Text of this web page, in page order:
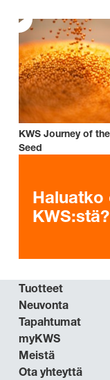
KWS Journey of the
Seed
Haluatko
KWS:stä?
Tuotteet
Neuvonta
Tapahtumat
myKWS
Meistä
Ota yhteyttä